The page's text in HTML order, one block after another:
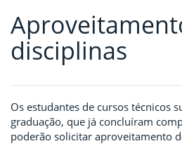
Fim da navegação
Início do conteúdo
disciplinas
Os estudantes de cursos técnicos
graduação, que já concluíram
poderão solicitar aproveitamento